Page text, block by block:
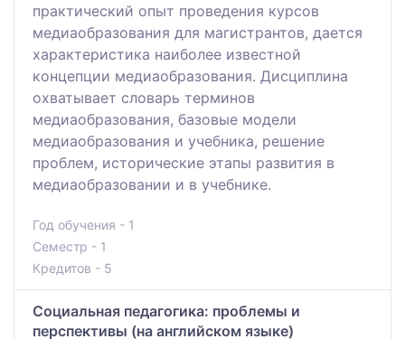
практический опыт проведения курсов
медиаобразования для магистрантов, дается
характеристика наиболее известной
концепции медиаобразования. Дисциплина
охватывает словарь терминов
медиаобразования, базовые модели
медиаобразования и учебника, решение
проблем, исторические этапы развития в
медиаобразовании и в учебнике.
Год обучения - 1
Семестр - 1
Кредитов - 5
Социальная педагогика: проблемы и
перспективы (на английском языке)